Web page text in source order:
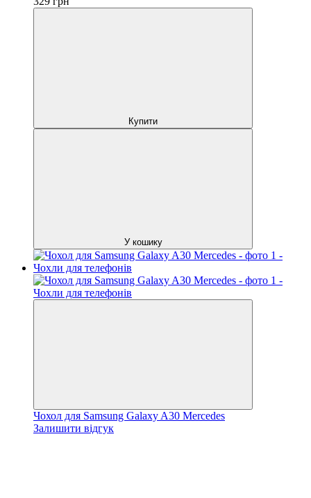
Купити
У кошику
Чохол для Samsung Galaxy A30 Mercedes
Залишити відгук